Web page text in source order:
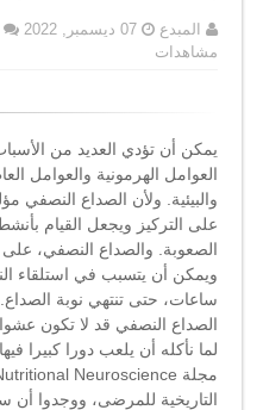
المبدع 07 ديسمبر, 2022
مشاهدات
يمكن أن تؤدي العديد من
العوامل الهرمونية والعوامل
والبيئية. ولأن الصداع النصفي
على التركيز ويجعل القيام
الصعوبة. والصداع النصفي،
ويمكن أن يتسبب في استلقاء
ساعات، حتى تنتهي نوبة
الصداع النصفي قد لا تكون
لما نأكله أن يلعب دورا كبيرا
التاريخية للمرضى، ووجدوا أن